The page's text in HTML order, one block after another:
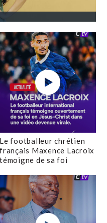
Le footballeur chrétien
français Maxence Lacroix
témoigne de sa foi